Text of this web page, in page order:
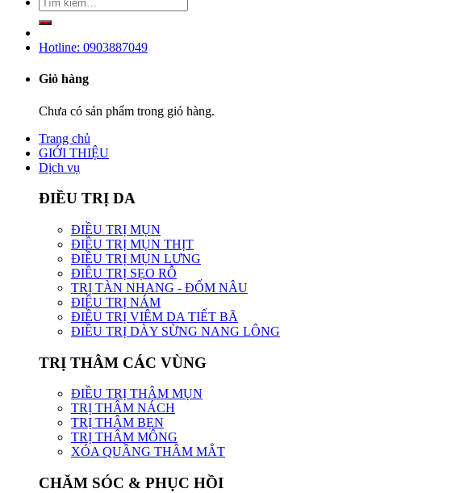
Hotline: 0903887049
Giỏ hàng
Chưa có sản phẩm trong giỏ hàng.
Trang chủ
GIỚI THIỆU
Dịch vụ
ĐIỀU TRỊ DA
ĐIỀU TRỊ MỤN
ĐIỀU TRỊ MỤN THỊT
ĐIỀU TRỊ MỤN LƯNG
ĐIỀU TRỊ SẸO RỖ
TRỊ TÀN NHANG - ĐỐM NÂU
ĐIỀU TRỊ NÁM
ĐIỀU TRỊ VIÊM DA TIẾT BÃ
ĐIỀU TRỊ DÀY SỪNG NANG LÔNG
TRỊ THÂM CÁC VÙNG
ĐIỀU TRỊ THÂM MỤN
TRỊ THÂM NÁCH
TRỊ THÂM BẸN
TRỊ THÂM MÔNG
XÓA QUẦNG THÂM MẮT
CHĂM SÓC & PHỤC HỒI